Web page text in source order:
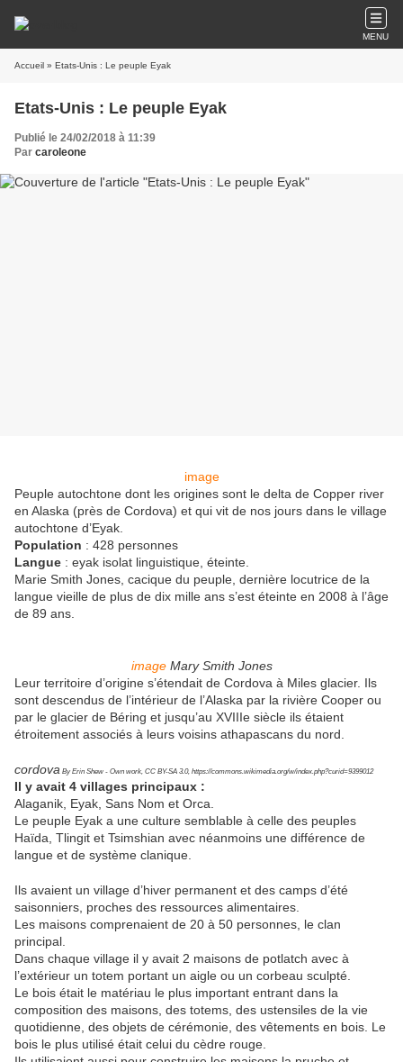
MENU
Accueil » Etats-Unis : Le peuple Eyak
Etats-Unis : Le peuple Eyak
Publié le 24/02/2018 à 11:39
Par caroleone
image
Peuple autochtone dont les origines sont le delta de Copper river
en Alaska (près de Cordova) et qui vit de nos jours dans le village
autochtone d’Eyak.
Population : 428 personnes
Langue : eyak isolat linguistique, éteinte.
Marie Smith Jones, cacique du peuple, dernière locutrice de la
langue vieille de plus de dix mille ans s’est éteinte en 2008 à l’âge
de 89 ans.
imageMary Smith Jones
Leur territoire d’origine s’étendait de Cordova à Miles glacier. Ils
sont descendus de l’intérieur de l’Alaska par la rivière Cooper ou
par le glacier de Béring et jusqu’au XVIIIe siècle ils étaient
étroitement associés à leurs voisins athapascans du nord.
cordova By Erin Shew - Own work, CC BY-SA 3.0, https://commons.wikimedia.org/w/index.php?curid=9399012
Il y avait 4 villages principaux :
Alaganik, Eyak, Sans Nom et Orca.
Le peuple Eyak a une culture semblable à celle des peuples
Haïda, Tlingit et Tsimshian avec néanmoins une différence de
langue et de système clanique.
Ils avaient un village d’hiver permanent et des camps d’été
saisonniers, proches des ressources alimentaires.
Les maisons comprenaient de 20 à 50 personnes, le clan
principal.
Dans chaque village il y avait 2 maisons de potlatch avec à
l’extérieur un totem portant un aigle ou un corbeau sculpté.
Le bois était le matériau le plus important entrant dans la
composition des maisons, des totems, des ustensiles de la vie
quotidienne, des objets de cérémonie, des vêtements en bois. Le
bois le plus utilisé était celui du cèdre rouge.